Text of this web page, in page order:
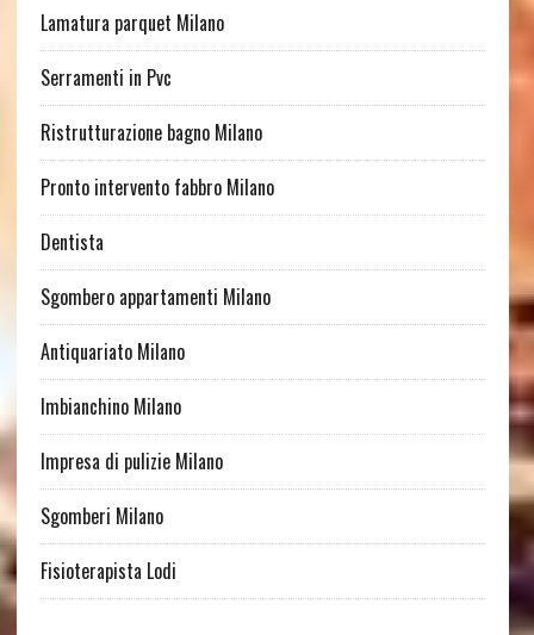
Lamatura parquet Milano
Serramenti in Pvc
Ristrutturazione bagno Milano
Pronto intervento fabbro Milano
Dentista
Sgombero appartamenti Milano
Antiquariato Milano
Imbianchino Milano
Impresa di pulizie Milano
Sgomberi Milano
Fisioterapista Lodi